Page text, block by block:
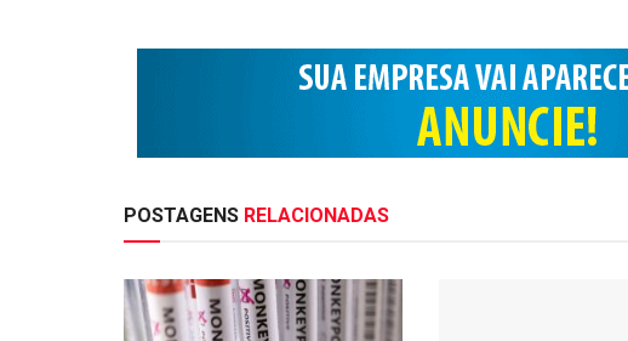
POSTAGENS RELACIONADAS